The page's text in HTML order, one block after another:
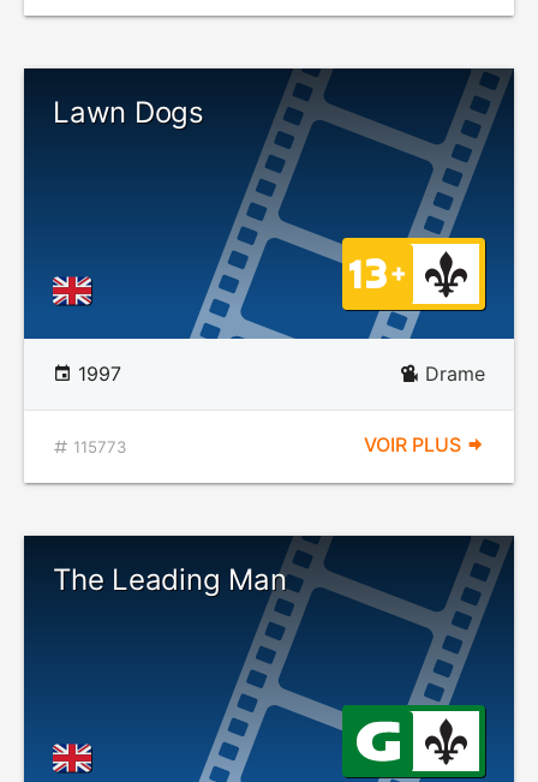
Lawn Dogs
1997 Drame
115773 VOIR PLUS
The Leading Man